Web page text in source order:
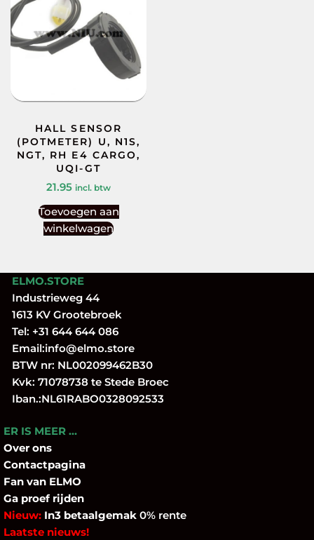
HALL SENSOR
(POTMETER) U, N1S,
NGT, RH E4 CARGO,
UQI-GT
21.95 incl. btw
Toevoegen aan
winkelwagen
ELMO.STORE
Industrieweg 44
1613 KV Grootebroek
Tel: +31 644 644 086
Email:info@elmo.store
BTW nr: NL002099462B30
Kvk: 71078738 te Stede Broec
Iban.:NL61RABO0328092533
ER IS MEER …
Over ons
Contactpagina
Fan van ELMO
Ga proef rijden
Nieuw: In3 betaalgemak 0% rente
Laatste nieuws!